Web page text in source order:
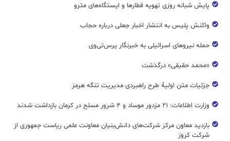
پایش شبانه روزی تهویه قطار‌ها و ایستگاه‌های مترو
واکنش پلیس به انتشار اخبار جعلی درباره حجاب
حمله نیروهای اسرائیلی به خبرنگار پرس‌تی‌وی
«محمد حقیقی» درگذشت
جزئیات متن اولیۀ طرح راهبردی مدیریت تنگه هرمز
وزارت اطلاعات: ۲۱ مزدور موساد و ۴ شرور مسلح در کرمان بازداشت شدند
بازدید معاون مرکز شرکت‌های دانش‌بنیان معاونت علمی ریاست جمهوری از
شرکت کروز